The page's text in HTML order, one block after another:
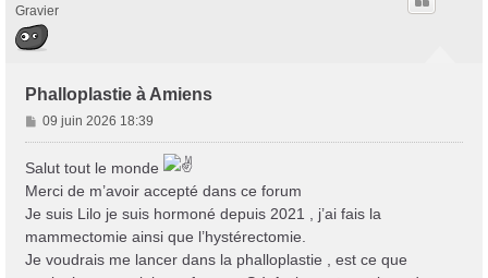
Gravier
Phalloplastie à Amiens
M
e
s
a
g
e
09 juin 2026 18:39
Salut tout le monde
Merci de m’avoir accepté dans ce forum
Je suis Lilo je suis hormoné depuis 2021 , j’ai fais la
mammectomie ainsi que l’hystérectomie.
Je voudrais me lancer dans la phalloplastie , est ce que